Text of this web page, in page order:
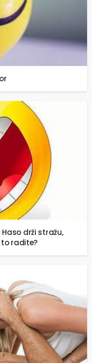
Haso drži stražu,
radite?